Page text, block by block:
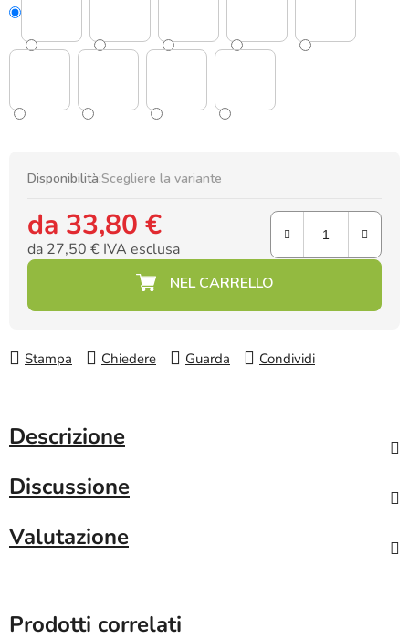
Disponibilità:Scegliere la variante
da 33,80 €
da 27,50 € IVA esclusa
Prezzo della misura:
Stampa Chiedere Guarda Condividi
Descrizione
Discussione
Valutazione
Prodotti correlati